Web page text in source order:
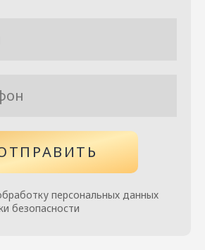
персональных данных
безопасности